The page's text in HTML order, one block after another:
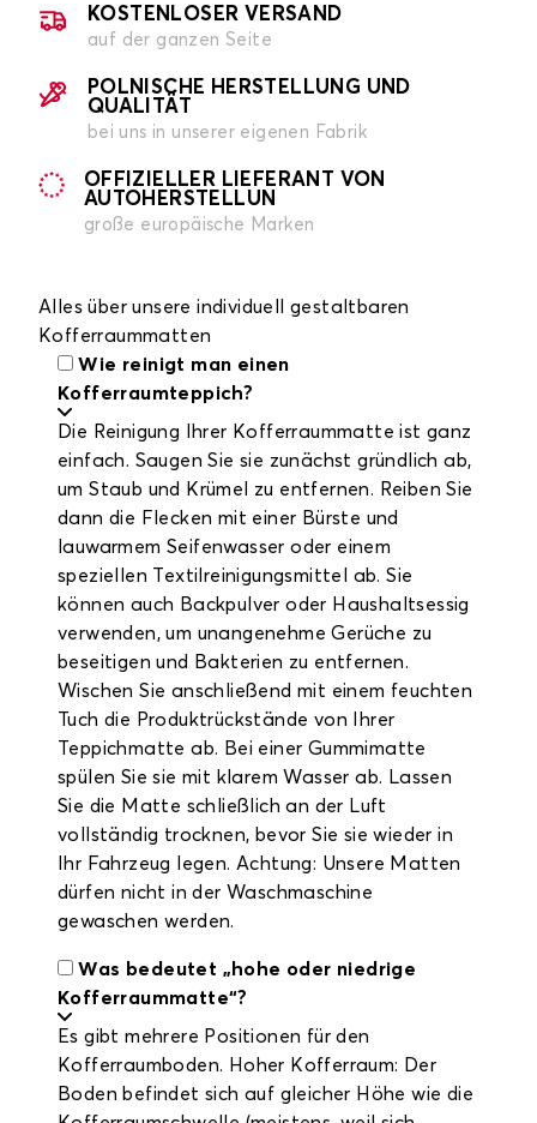
KOSTENLOSER VERSAND
auf der ganzen Seite
POLNISCHE HERSTELLUNG UND
QUALITÄT
bei uns in unserer eigenen Fabrik
OFFIZIELLER LIEFERANT VON
AUTOHERSTELLUN
große europäische Marken
Alles über unsere individuell gestaltbaren
Kofferraummatten
Wie reinigt man einen
Kofferraumteppich?
Die Reinigung Ihrer Kofferraummatte ist ganz
einfach. Saugen Sie sie zunächst gründlich ab,
um Staub und Krümel zu entfernen. Reiben Sie
dann die Flecken mit einer Bürste und
lauwarmem Seifenwasser oder einem
speziellen Textilreinigungsmittel ab. Sie
können auch Backpulver oder Haushaltsessig
verwenden, um unangenehme Gerüche zu
beseitigen und Bakterien zu entfernen.
Wischen Sie anschließend mit einem feuchten
Tuch die Produktrückstände von Ihrer
Teppichmatte ab. Bei einer Gummimatte
spülen Sie sie mit klarem Wasser ab. Lassen
Sie die Matte schließlich an der Luft
vollständig trocknen, bevor Sie sie wieder in
Ihr Fahrzeug legen. Achtung: Unsere Matten
dürfen nicht in der Waschmaschine
gewaschen werden.
Was bedeutet „hohe oder niedrige
Kofferraummatte“?
Es gibt mehrere Positionen für den
Kofferraumboden. Hoher Kofferraum: Der
Boden befindet sich auf gleicher Höhe wie die